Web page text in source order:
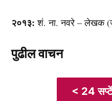
२०१३: शं. ना. नवरे – लेखक
पुढील वाचन
< 24